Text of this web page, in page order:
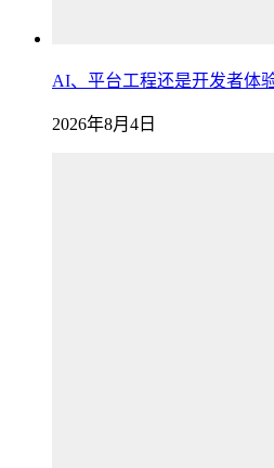
AI、平台工程还是开发者体
2026年8月4日